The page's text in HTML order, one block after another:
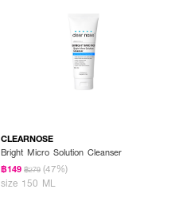
CLEARNOSE
Bright Micro Solution Cleanser
฿149 ฿279 (47%)
size 150 ML